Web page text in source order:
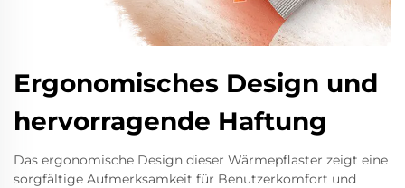
Ergonomisches Design und
hervorragende Haftung
Das ergonomische Design dieser Wärmepflaster zeigt eine
sorgfältige Aufmerksamkeit für Benutzerkomfort und